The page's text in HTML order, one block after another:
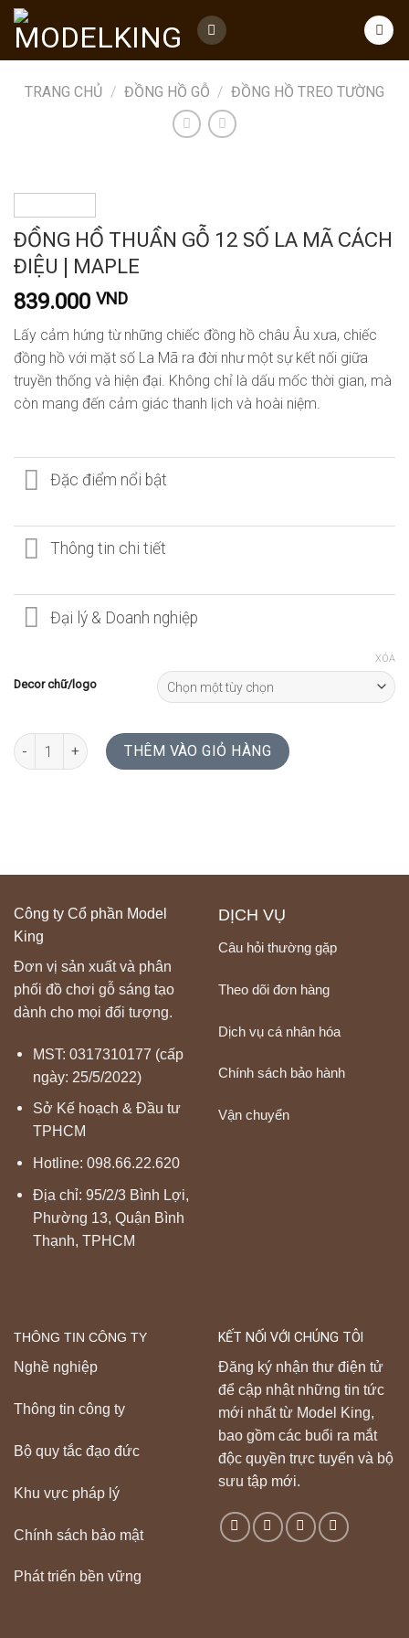
Skip
content
TRANG CHỦ / ĐỒNG HỒ GỖ / ĐỒNG HỒ TREO TƯỜNG
ĐỒNG HỒ THUẦN GỖ 12 SỐ LA MÃ CÁCH
ĐIỆU | MAPLE
839.000 VND
Lấy cảm hứng từ những chiếc đồng hồ châu Âu xưa, chiếc
đồng hồ với mặt số La Mã ra đời như một sự kết nối giữa
truyền thống và hiện đại. Không chỉ là dấu mốc thời gian, mà
còn mang đến cảm giác thanh lịch và hoài niệm.
Đặc điểm nổi bật
Thông tin chi tiết
Đại lý & Doanh nghiệp
Decor chữ/logo
XÓA
ĐỒNG HỒ THUẦN GỖ 12 SỐ LA MÃ CÁCH ĐIỆU | MAPLE số lượng
THÊM VÀO GIỎ HÀNG
Công ty Cổ phần Model
King
Đơn vị sản xuất và phân
phối đồ chơi gỗ sáng tạo
dành cho mọi đối tượng.
MST: 0317310177 (cấp
ngày: 25/5/2022)
Sở Kế hoạch & Đầu tư
TPHCM
Hotline: 098.66.22.620
Địa chỉ: 95/2/3 Bình Lợi,
Phường 13, Quận Bình
Thạnh, TPHCM
DỊCH VỤ
Câu hỏi thường gặp
Theo dõi đơn hàng
Dịch vụ cá nhân hóa
Chính sách bảo hành
Vận chuyển
THÔNG TIN CÔNG TY
Nghề nghiệp
Thông tin công ty
Bộ quy tắc đạo đức
Khu vực pháp lý
Chính sách bảo mật
Phát triển bền vững
KẾT NỐI VỚI CHÚNG TÔI
Đăng ký nhận thư điện tử
để cập nhật những tin tức
mới nhất từ Model King,
bao gồm các buổi ra mắt
độc quyền trực tuyến và bộ
sưu tập mới.